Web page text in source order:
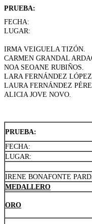
PRUEBA:
FECHA:
LUGAR:
IRMA VEIGUELA TIZÓN.
CARMEN GRANDAL
NOA SEOANE RUBIÑOS.
LARA FERNÁNDEZ
LAURA FERNÁNDEZ
ALICIA JOVE NOVO.
PRUEBA:
FECHA:
LUGAR:
IRENE BONAFONTE
MEDALLERO
ORO